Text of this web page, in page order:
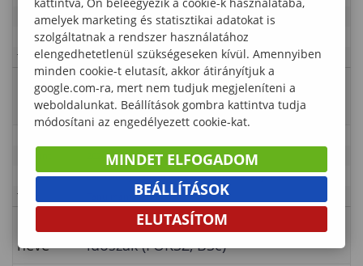
Időpont
2024-02-01 00:00:00 - 2024-05-18 23:55:00
Kategória
Lámfalussy Sándor Közgazdaságtudományi Kar
Típus
Tanulmányi rend – PhD
Esemény
neve
Záróvizsgára (2024. június)
jelentkezés
2024-04-15 00:00:00 - 2024-05-16 23:55:00
Kategória
Lámfalussy Sándor Közgazdaságtudományi Kar
Típus
Tanulmányi rend
neve
Szakmai gyakorlat jelentkezési
időszak (FOKSZ, BSc)
amelyek marketing és statisztikai adatokat is
szolgáltatnak a rendszer használatához
elengedhetetlenül szükségeseken kívül. Amennyiben
minden cookie-t elutasít, akkor átirányítjuk a
google.com-ra, mert nem tudjuk megjeleníteni a
weboldalunkat. Beállítások gombra kattintva tudja
módosítani az engedélyezett cookie-kat.
MINDET ELFOGADOM
BEÁLLÍTÁSOK
ELUTASÍTOM